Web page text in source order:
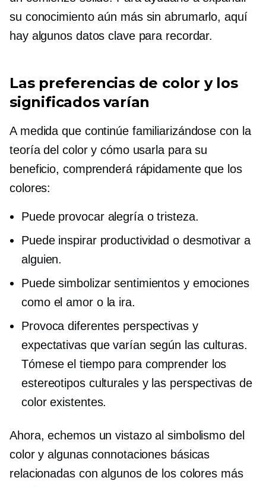
su conocimiento aún más sin abrumarlo, aquí
hay algunos datos clave para recordar.
Las preferencias de color y los
significados varían
A medida que continúe familiarizándose con la
teoría del color y cómo usarla para su
beneficio, comprenderá rápidamente que los
colores:
Puede provocar alegría o tristeza.
Puede inspirar productividad o desmotivar a
alguien.
Puede simbolizar sentimientos y emociones
como el amor o la ira.
Provoca diferentes perspectivas y
expectativas que varían según las culturas.
Tómese el tiempo para comprender los
estereotipos culturales y las perspectivas de
color existentes.
Ahora, echemos un vistazo al simbolismo del
color y algunas connotaciones básicas
relacionadas con algunos de los colores más